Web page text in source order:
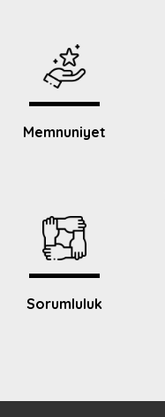
Memnuniyet
Sorumluluk